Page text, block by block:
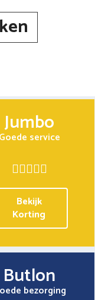
Jumbo
Goede service
Bekijk
Korting
Butlon
bezorging